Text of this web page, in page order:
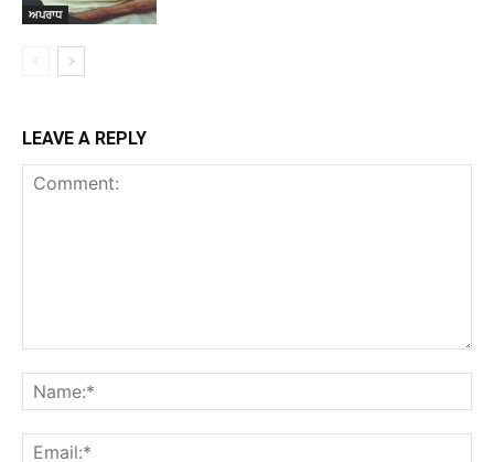
ਅਪਰਾਧ
LEAVE A REPLY